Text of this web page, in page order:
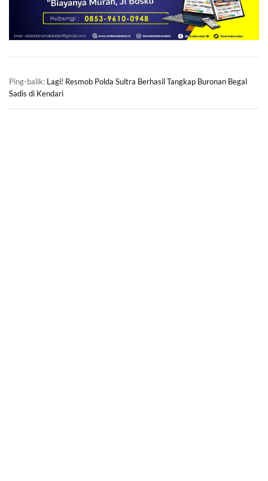
Ping-balik: Lagi! Resmob Polda Sultra Berhasil Tangkap Buronan Begal
Sadis di Kendari